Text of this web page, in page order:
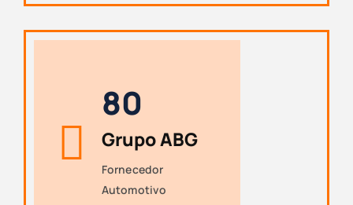
80
Grupo ABG
Fornecedor
Automotivo